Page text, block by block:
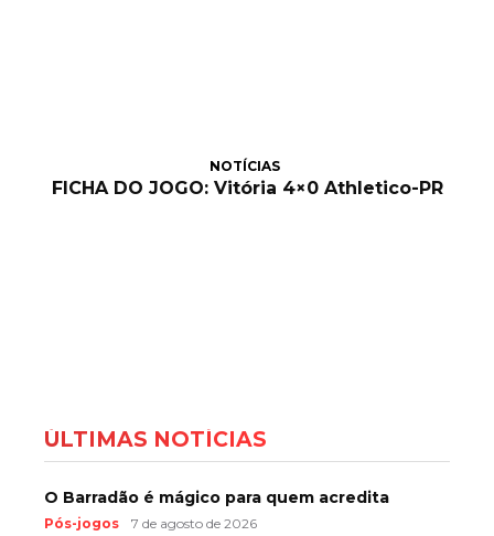
NOTÍCIAS
FICHA DO JOGO: Vitória 4×0 Athletico-PR
ÚLTIMAS NOTÍCIAS
O Barradão é mágico para quem acredita
Pós-jogos 7 de agosto de 2026